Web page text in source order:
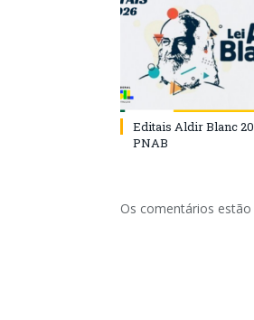
Editais Aldir Blanc
PNAB
Os comentários estão